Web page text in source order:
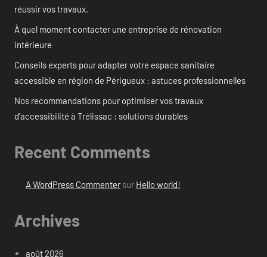
réussir vos travaux.
À quel moment contacter une entreprise de rénovation
intérieure
Conseils experts pour adapter votre espace sanitaire
accessible en région de Périgueux : astuces professionnelles
Nos recommandations pour optimiser vos travaux
d’accessibilité à Trélissac : solutions durables
Recent Comments
A WordPress Commentersur Hello world!
Archives
août 2026